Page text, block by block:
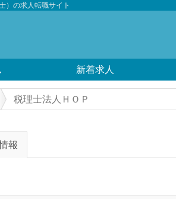
）の求人転職サイト
新着求人
税理士法人ＨＯＰ
報